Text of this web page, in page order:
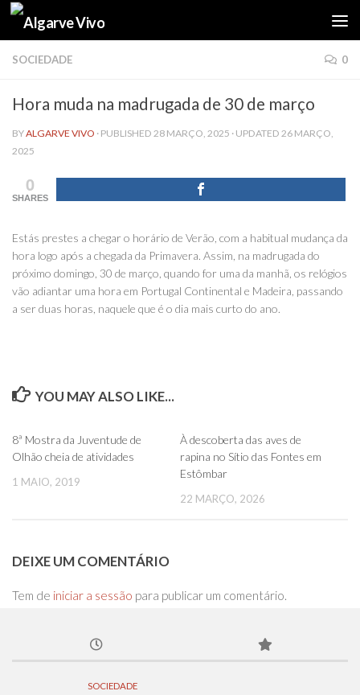
Skip to content
SOCIEDADE 0
Hora muda na madrugada de 30 de março
BYALGARVE VIVO · PUBLISHED 28 MARÇO, 2025 · UPDATED 26 MARÇO,
2025
0
SHARES
Estás prestes a chegar o horário de Verão, com a habitual mudança da
hora logo após a chegada da Primavera. Assim, na madrugada do
próximo domingo, 30 de março, quando for uma da manhã, os relógios
vão adiantar uma hora em Portugal Continental e Madeira, passando
a ser duas horas, naquele que é o dia mais curto do ano.
YOU MAY ALSO LIKE...
8ª Mostra da Juventude de
Olhão cheia de atividades
1 MAIO, 2019
À descoberta das aves de
rapina no Sítio das Fontes em
Estômbar
22 MARÇO, 2026
DEIXE UM COMENTÁRIO
Tem de iniciar a sessão para publicar um comentário.
SOCIEDADE